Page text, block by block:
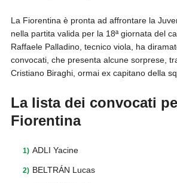
La Fiorentina è pronta ad affrontare la
nella partita valida per la 18ª giornata del
Raffaele Palladino, tecnico viola, ha
convocati, che presenta alcune sorprese,
Cristiano Biraghi, ormai ex capitano della
La lista dei convocati
Fiorentina
ADLI Yacine
BELTRÁN Lucas